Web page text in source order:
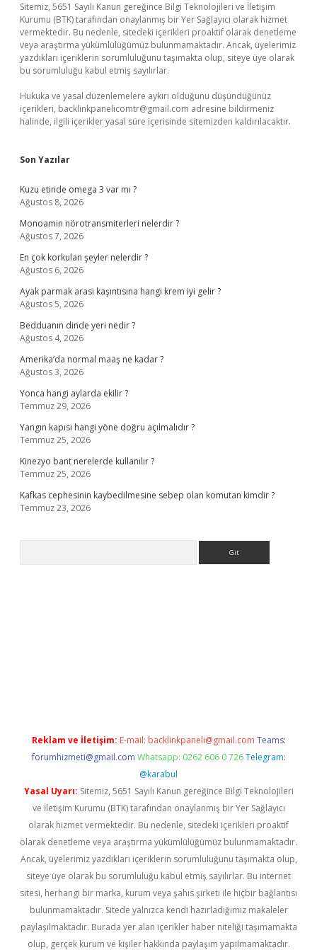
Sitemiz, 5651 Sayılı Kanun gereğince Bilgi Teknolojileri ve İletişim
Kurumu (BTK) tarafından onaylanmış bir Yer Sağlayıcı olarak hizmet
vermektedir. Bu nedenle, sitedeki içerikleri proaktif olarak denetleme
veya araştırma yükümlülüğümüz bulunmamaktadır. Ancak, üyelerimiz
yazdıkları içeriklerin sorumluluğunu taşımakta olup, siteye üye olarak
bu sorumluluğu kabul etmiş sayılırlar.
Hukuka ve yasal düzenlemelere aykırı olduğunu düşündüğünüz
içerikleri, backlinkpanelicomtr@gmail.com adresine bildirmeniz
halinde, ilgili içerikler yasal süre içerisinde sitemizden kaldırılacaktır.
Son Yazılar
Kuzu etinde omega 3 var mı ?
Ağustos 8, 2026
Monoamin nörotransmiterleri nelerdir ?
Ağustos 7, 2026
En çok korkulan şeyler nelerdir ?
Ağustos 6, 2026
Ayak parmak arası kaşıntısına hangi krem iyi gelir ?
Ağustos 5, 2026
Bedduanın dinde yeri nedir ?
Ağustos 4, 2026
Amerika’da normal maaş ne kadar ?
Ağustos 3, 2026
Yonca hangi aylarda ekilir ?
Temmuz 29, 2026
Yangın kapısı hangi yöne doğru açılmalıdır ?
Temmuz 25, 2026
Kinezyo bant nerelerde kullanılır ?
Temmuz 25, 2026
Kafkas cephesinin kaybedilmesine sebep olan komutan kimdir ?
Temmuz 23, 2026
Reklam ve İletişim: E-mail: backlinkpaneli@gmail.com Teams:
forumhizmeti@gmail.com Whatsapp: 0262 606 0 726 Telegram:
@karabul
Yasal Uyarı: Sitemiz, 5651 Sayılı Kanun gereğince Bilgi Teknolojileri
ve İletişim Kurumu (BTK) tarafından onaylanmış bir Yer Sağlayıcı
olarak hizmet vermektedir. Bu nedenle, sitedeki içerikleri proaktif
olarak denetleme veya araştırma yükümlülüğümüz bulunmamaktadır.
Ancak, üyelerimiz yazdıkları içeriklerin sorumluluğunu taşımakta olup,
siteye üye olarak bu sorumluluğu kabul etmiş sayılırlar. Bu internet
sitesi, herhangi bir marka, kurum veya şahıs şirketi ile hiçbir bağlantısı
bulunmamaktadır. Sitede yalnızca kendi hazırladığımız makaleler
paylaşılmaktadır. Burada yer alan içerikler haber niteliği taşımamakta
olup, gerçek kurum ve kişiler hakkında paylaşım yapılmamaktadır.